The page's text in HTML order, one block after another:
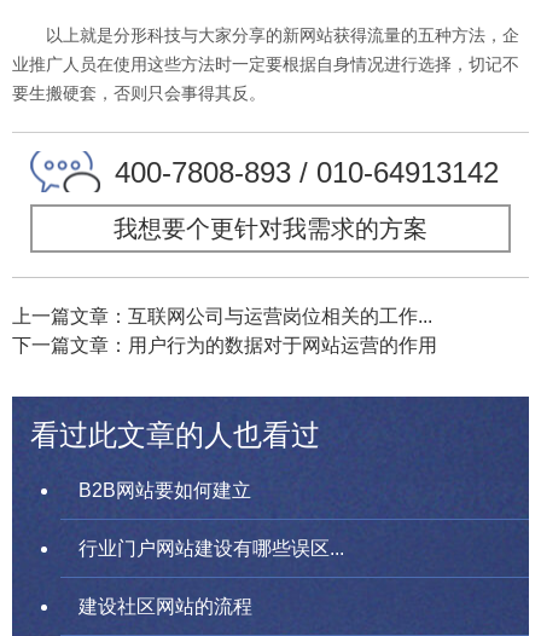
以上就是分形科技与大家分享的新网站获得流量的五种方法，企
业推广人员在使用这些方法时一定要根据自身情况进行选择，切记不
要生搬硬套，否则只会事得其反。
400-7808-893 / 010-64913142
我想要个更针对我需求的方案
上一篇文章：互联网公司与运营岗位相关的工作...
下一篇文章：用户行为的数据对于网站运营的作用
看过此文章的人也看过
B2B网站要如何建立
行业门户网站建设有哪些误区...
建设社区网站的流程